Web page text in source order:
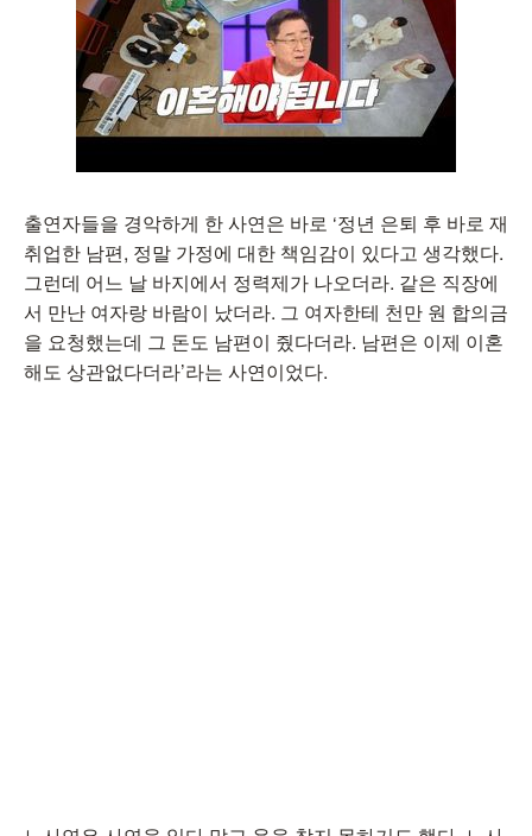
출연자들을 경악하게 한 사연은 바로 ‘정년 은퇴 후 바로 재
취업한 남편, 정말 가정에 대한 책임감이 있다고 생각했다.
그런데 어느 날 바지에서 정력제가 나오더라. 같은 직장에
서 만난 여자랑 바람이 났더라. 그 여자한테 천만 원 합의금
을 요청했는데 그 돈도 남편이 줬다더라. 남편은 이제 이혼
해도 상관없다더라’라는 사연이었다.